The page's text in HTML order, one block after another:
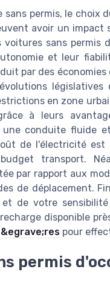
permis, le choix
avoir un
sans permis
et leur
par des
législatives
en zone
à leurs
conduite fluide
de l'électricité est
transport.
par rapport aux
de déplacement.
et de votre
disponible
pour
permis